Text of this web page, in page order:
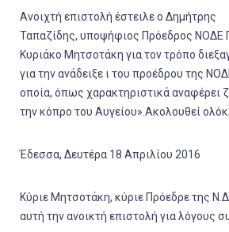
Ανοιχτή επιστολή έστειλε ο Δημήτρης
Ταπαζίδης, υποψήφιος Πρόεδρος ΝΟΔΕ
Κυριάκο Μητσοτάκη για τον τρόπο
για την ανάδειξε ι του προέδρου της
οποία, όπως χαρακτηριστικά αναφέρει
την κόπρο του Αυγείου».Ακολουθεί
Έδεσσα, Δευτέρα 18 Απριλίου 2016
Κύριε Μητσοτάκη, κύριε Πρόεδρε της
αυτή την ανοικτή επιστολή για λόγους